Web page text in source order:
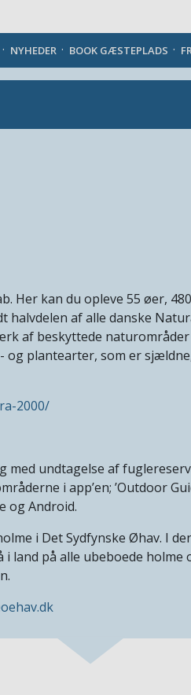
NYHEDER BOOK GÆSTEPLADS
Her kan du opleve 55 øer,
halvdelen af alle danske
af beskyttede naturområder
og plantearter, som er
2000/
med undtagelse af
i app’en; ’Outdoor
og Android.
i Det Sydfynske Øhav. I
land på alle ubeboede holme